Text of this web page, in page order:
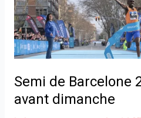
Semi de Barcelone
avant dimanche
:
tout
savoir
avant